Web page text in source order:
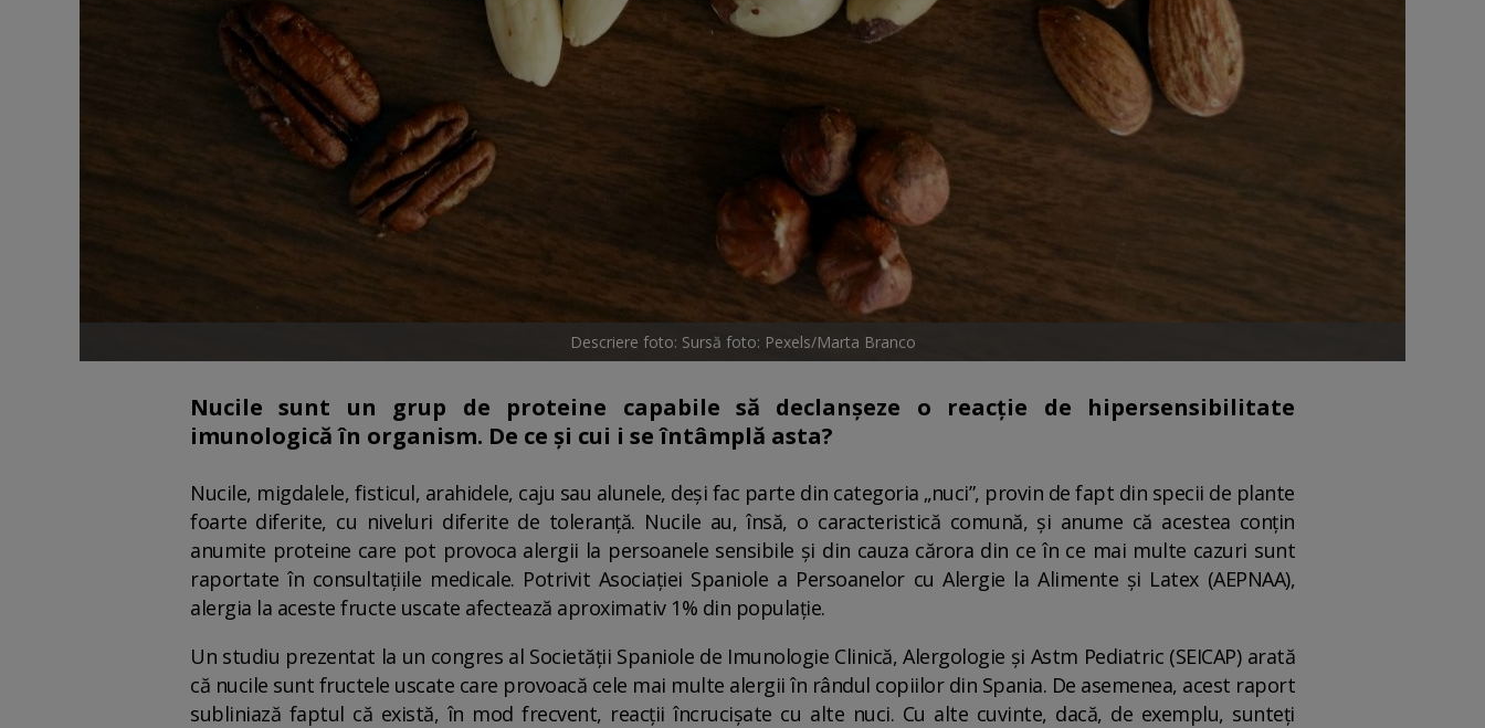
Descriere foto: Sursă foto: Pexels/Marta Branco
Nucile sunt un grup de proteine ​​capabile să declanșeze o reacție de hipersensibilitate
imunologică în organism. De ce și cui i se întâmplă asta?
Nucile, migdalele, fisticul, arahidele, caju sau alunele, deși fac parte din categoria „nuci”, provin de fapt din specii de plante
foarte diferite, cu niveluri diferite de toleranță. Nucile au, însă, o caracteristică comună, și anume că acestea conțin
anumite proteine ​​care pot provoca alergii la persoanele sensibile și din cauza cărora din ce în ce mai multe cazuri sunt
raportate în consultațiile medicale. Potrivit Asociației Spaniole a Persoanelor cu Alergie la Alimente și Latex (AEPNAA),
alergia la aceste fructe uscate afectează aproximativ 1% din populație.
Un studiu prezentat la un congres al Societății Spaniole de Imunologie Clinică, Alergologie și Astm Pediatric (SEICAP) arată
că nucile sunt fructele uscate care provoacă cele mai multe alergii în rândul copiilor din Spania. De asemenea, acest raport
subliniază faptul că există, în mod frecvent, reacții încrucișate cu alte nuci. Cu alte cuvinte, dacă, de exemplu, sunteți